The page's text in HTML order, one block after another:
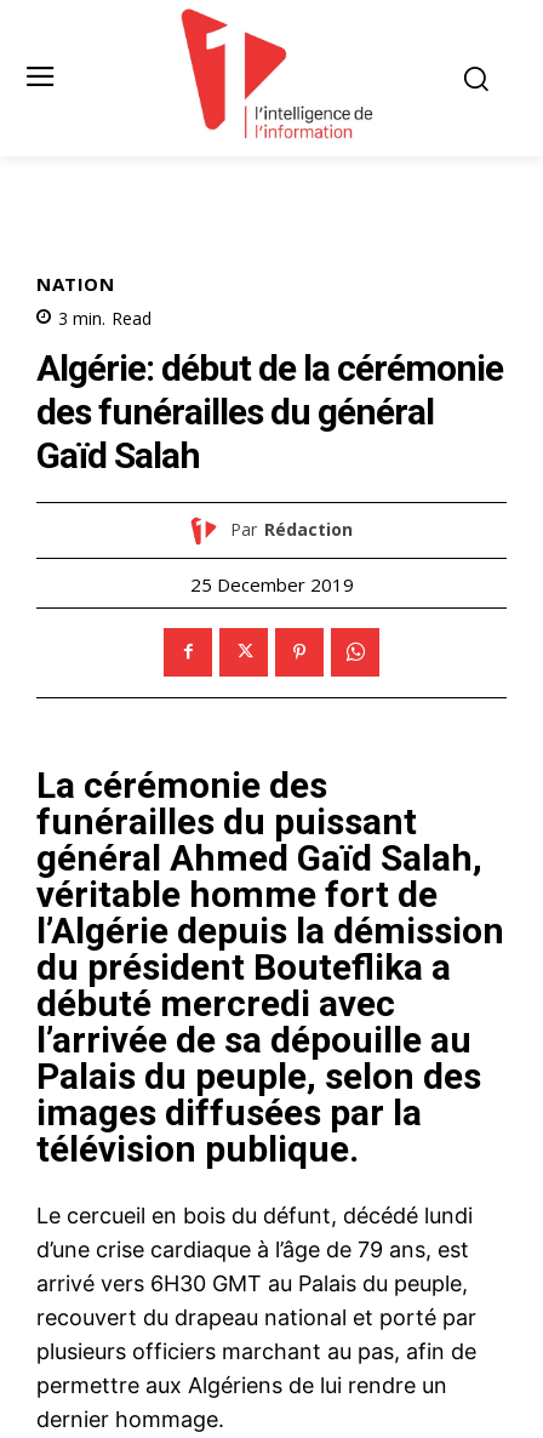
NATION
3 min. Read
Algérie: début de la cérémonie
des funérailles du général
Gaïd Salah
Par Rédaction
25 December 2019
La cérémonie des
funérailles du puissant
général Ahmed Gaïd Salah,
véritable homme fort de
l’Algérie depuis la démission
du président Bouteflika a
débuté mercredi avec
l’arrivée de sa dépouille au
Palais du peuple, selon des
images diffusées par la
télévision publique.
Le cercueil en bois du défunt, décédé lundi
d’une crise cardiaque à l’âge de 79 ans, est
arrivé vers 6H30 GMT au Palais du peuple,
recouvert du drapeau national et porté par
plusieurs officiers marchant au pas, afin de
permettre aux Algériens de lui rendre un
dernier hommage.